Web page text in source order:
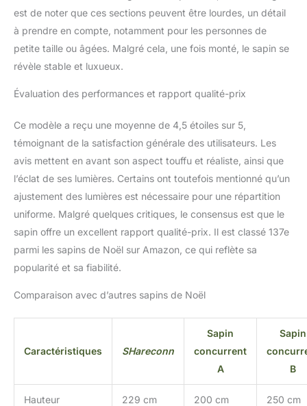
est de noter que ces sections peuvent être lourdes, un détail
à prendre en compte, notamment pour les personnes de
petite taille ou âgées. Malgré cela, une fois monté, le sapin se
révèle stable et luxueux.
Évaluation des performances et rapport qualité-prix
Ce modèle a reçu une moyenne de 4,5 étoiles sur 5,
témoignant de la satisfaction générale des utilisateurs. Les
avis mettent en avant son aspect touffu et réaliste, ainsi que
l’éclat de ses lumières. Certains ont toutefois mentionné qu’un
ajustement des lumières est nécessaire pour une répartition
uniforme. Malgré quelques critiques, le consensus est que le
sapin offre un excellent rapport qualité-prix. Il est classé 137e
parmi les sapins de Noël sur Amazon, ce qui reflète sa
popularité et sa fiabilité.
Comparaison avec d’autres sapins de Noël
Caractéristiques SHareconn
Sapin
concurrent
A
Sapin
B
Hauteur 229 cm 200 cm 250 cm